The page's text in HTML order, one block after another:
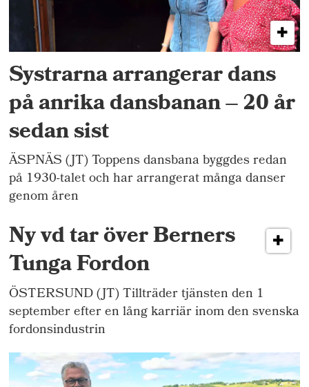
Systrarna arrangerar dans
på anrika dansbanan – 20 år
sedan sist
ÄSPNÄS (JT) Toppens dansbana byggdes redan
på 1930-talet och har arrangerat många danser
genom åren
Ny vd tar över Berners
Tunga Fordon
ÖSTERSUND (JT) Tillträder tjänsten den 1
september efter en lång karriär inom den svenska
fordonsindustrin